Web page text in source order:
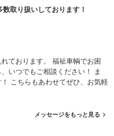
数取り扱いしております！
ております。 福祉車輌でお困
いつでもご相談ください！ ま
こちらもあわせてぜひ、お気軽
メッセージをもっと見る